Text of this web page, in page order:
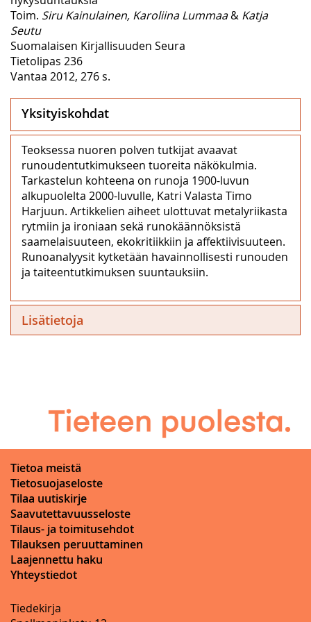
Toim. Siru Kainulainen, Karoliina Lummaa& Katja
Seutu
Suomalaisen Kirjallisuuden Seura
Tietolipas 236
Vantaa 2012, 276 s.
Yksityiskohdat
Teoksessa nuoren polven tutkijat avaavat
runoudentutkimukseen tuoreita näkökulmia.
Tarkastelun kohteena on runoja 1900-luvun
alkupuolelta 2000-luvulle, Katri Valasta Timo
Harjuun. Artikkelien aiheet ulottuvat metalyriikasta
rytmiin ja ironiaan sekä runokäännöksistä
saamelaisuuteen, ekokritiikkiin ja affektiivisuuteen.
Runoanalyysit kytketään havainnollisesti runouden
ja taiteentutkimuksen suuntauksiin.
Lisätietoja
Tietoa meistä
Tietosuojaseloste
Tilaa uutiskirje
Saavutettavuusseloste
Tilaus- ja toimitusehdot
Tilauksen peruuttaminen
Laajennettu haku
Yhteystiedot
Tiedekirja